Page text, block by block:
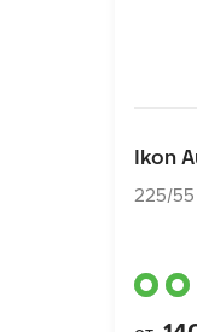
Ikon
225/55
225/
от